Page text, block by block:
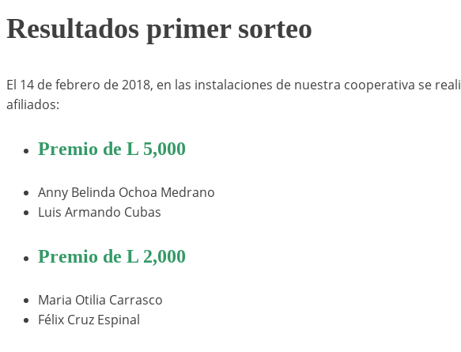
Resultados primer sorteo
El 14 de febrero de 2018, en las instalaciones de nuestra cooperativa se
afiliados:
Premio de L 5,000
Anny Belinda Ochoa Medrano
Luis Armando Cubas
Premio de L 2,000
Maria Otilia Carrasco
Félix Cruz Espinal